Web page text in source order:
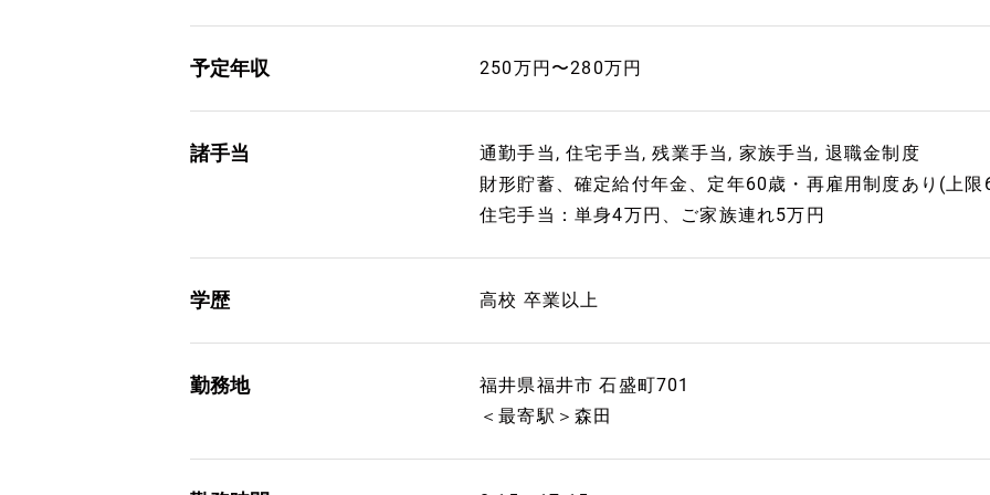
予定年収 250万円〜280万円
諸手当
通勤手当, 住宅手当, 残業手当, 家族手当, 退職金制度
財形貯蓄、確定給付年金、定年60歳・再雇用制度あり(上
住宅手当：単身4万円、ご家族連れ5万円
学歴 高校 卒業以上
勤務地
福井県福井市 石盛町701
＜最寄駅＞森田